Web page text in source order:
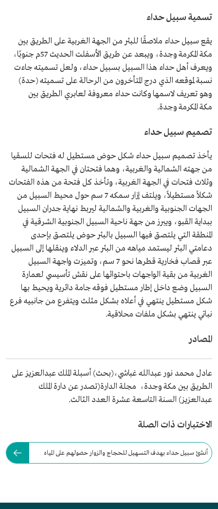
تسمية سبيل حداء
يقع سبيل حداء ملاصقًا للبئر من الجهة الغربية على الطريق بين
مكة المكرمة وجدة، ويبعد عن طريق الأسفلت الحديث 57م جنوبًا،
ويعرف أهل حداء هذا السبيل بسبيل حداء، ولعل تسميته جاءت
نسبة لموقعه الذي درج المتأخرون من الرحالة على تسميته (حدة)
وهو تعريف لاسمها وكانت حداء معروفة لعابري الطريق بين
مكة المكرمة وجدة.
تصميم سبيل حداء
يأخذ تصميم سبيل حداء شكل حوض مستطيل له فتحات للسقيا
من جهته الشمالية والغربية، وهما فتحتان في الجهة الشمالية
وثلاث فتحات في الجهة الغربية، وتأخذ كل فتحة من هذه الفتحات
شكلاً مستطيلاً، ويلتف إزار سمكه 7 سم حول محيط السبيل من
الجهات الجنوبية والغربية والشمالية ليربط نهاية جدران السبيل
ببداية القبو، ويبرز من جهة ناحية السبيل الجنوبية الشرقية في
المنطقة التي يلتصق فيها السبيل بالبئر حوض يلتصق بإحدى
دعامتي البئر ليستمد مياهه من البئر عبر الدلاء وينقلها إلى السبيل
عبر قصاب فخارية قطرها نحو 7 سم، وتميزت واجهة السبيل
الغربية من بقية الواجهات باحتوائها على نقش تأسيسي لعمارة
السبيل وضع داخل إطار مستطيل فوقه جامة دائرية ويحيط بها
شكل مستطيل ينتهي في أعلاه بشكل مثلث ويتفرع من جانبيه فرع
نباتي ينتهي بشكل ملفات محلاقية.
المصادر
عادل محمد نور عبدالله غباشي،(بحث) أسبلة الملك عبدالعزيز على
الطريق بين مكة وجدة، مجلة الدارة(تصدر عن دارة الملك
عبدالعزيز) السنة التاسعة عشرة العدد الثالث.
الاختبارات ذات الصلة
أنشئ سبيل حداء بهدف التسهيل للحجاج والزوار حصولهم على المياه